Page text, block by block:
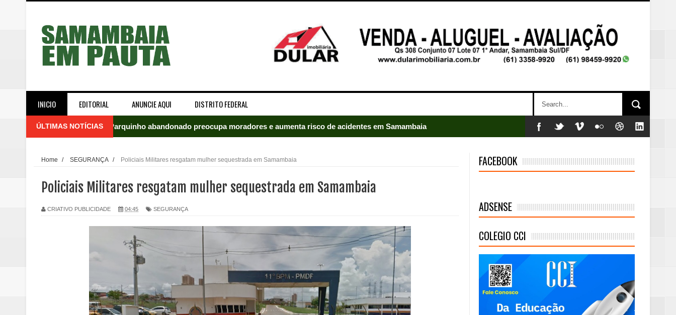
INICIO EDITORIAL ANUNCIE AQUI DISTRITO FEDERAL
ÚLTIMAS NOTÍCIAS Parquinho abandonado preocupa moradores e aumenta risco de acidentes em Samambaia
Incêndio atinge carro estacionado em Samambaia
Celina Leão abre 8,4 pontos sobre Arruda e lidera disputa pelo GDF
Quinto "saidão" do ano libera 1,5 mil detentos no DF
Agência do Trabalhador de Samambaia oferece 806 vagas de emprego nesta quinta-feira
Nova mistura de 32% de etanol altera dinâmica dos postos e exige atenção de motoristas de Samambaia
Campanha para Transplante do Padre Lucas de Samambaia entra em mês decisivo com 72% da meta alcançada
Home / SEGURANÇA / Policiais Militares resgatam mulher sequestrada em Samambaia
Policiais Militares resgatam mulher sequestrada em Samambaia
CRIATIVO PUBLICIDADE 04:45 SEGURANÇA
FACEBOOK
ADSENSE
COLEGIO CCI